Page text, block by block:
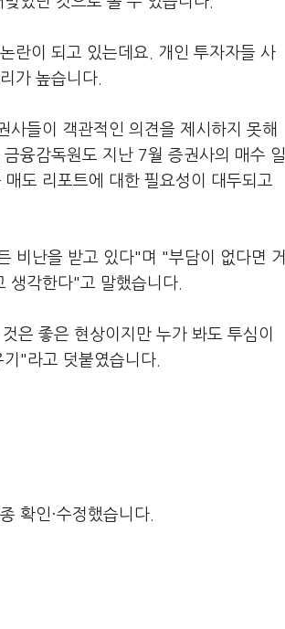
란이 되고 있는데요. 개인 투자자들 사
가 높습니다.
사들이 객관적인 의견을 제시하지 못해
융감독원도 지난 7월 증권사의 매수 일
도 리포트에 대한 필요성이 대두되고
비난을 받고 있다"며 "부담이 없다면 거
생각한다"고 말했습니다.
은 좋은 현상이지만 누가 봐도 투심이
"라고 덧붙였습니다.
확인·수정했습니다.